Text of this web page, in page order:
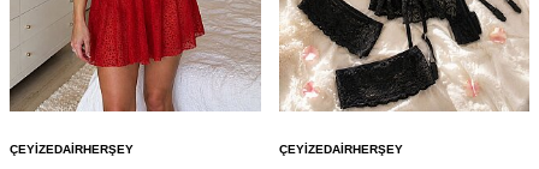
ÇEYIZEDAIRHERŞEY ÇEYIZEDAIRHERŞEY